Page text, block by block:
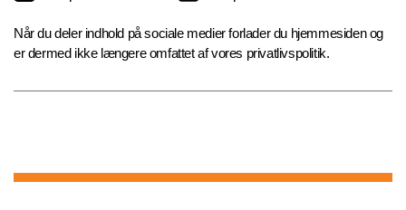
Når du deler indhold på sociale medier forlader du hjemmesiden og
er dermed ikke længere omfattet af vores privatlivspolitik.